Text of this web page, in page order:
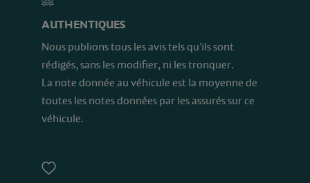
AUTHENTIQUES
Nous publions tous les avis tels qu’ils sont
rédigés, sans les modifier, ni les tronquer.
La note donnée au véhicule est la moyenne de
toutes les notes données par les assurés sur ce
véhicule.